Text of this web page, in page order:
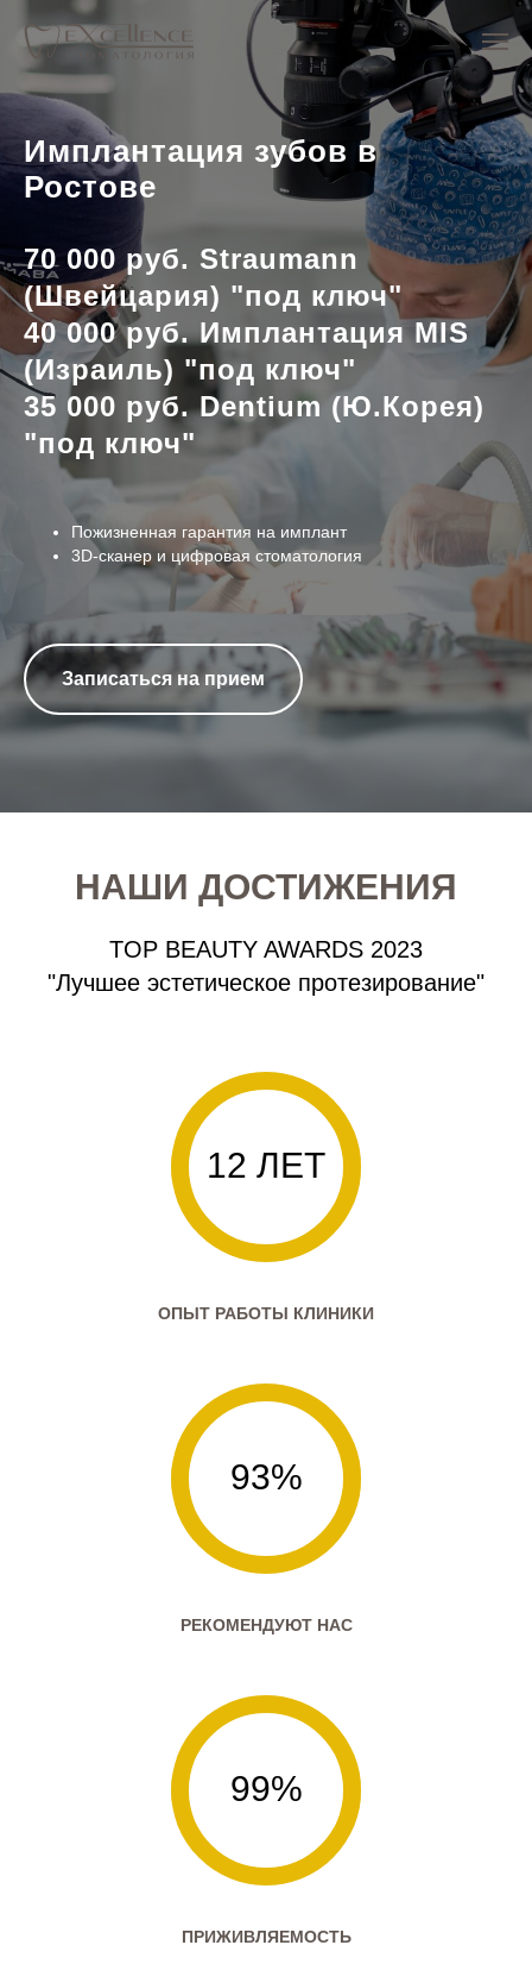
Имплантация зубов в
Ростове
70 000 руб. Straumann
(Швейцария) "под ключ"
40 000 руб. Имплантация MIS
(Израиль) "под ключ"
35 000 руб. Dentium (Ю.Корея)
"под ключ"
Пожизненная гарантия на имплант
3D-сканер и цифровая стоматология
Записаться на прием
НАШИ ДОСТИЖЕНИЯ
TOP BEAUTY AWARDS 2023
"Лучшее эстетическое протезирование"
12 ЛЕТ
ОПЫТ РАБОТЫ КЛИНИКИ
93%
РЕКОМЕНДУЮТ НАС
99%
ПРИЖИВЛЯЕМОСТЬ